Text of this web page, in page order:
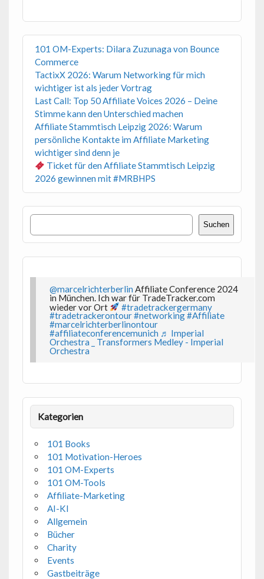
101 OM-Experts: Dilara Zuzunaga von Bounce
Commerce
TactixX 2026: Warum Networking für mich
wichtiger ist als jeder Vortrag
Last Call: Top 50 Affiliate Voices 2026 – Deine
Stimme kann den Unterschied machen
Affiliate Stammtisch Leipzig 2026: Warum
persönliche Kontakte im Affiliate Marketing
wichtiger sind denn je
Ticket für den Affiliate Stammtisch Leipzig
2026 gewinnen mit #MRBHPS
Suchen
Suchen
@marcelrichterberlin Affiliate Conference 2024
in München. Ich war für TradeTracker.com
wieder vor Ort
#tradetrackergermany
#tradetrackerontour#networking#Affiliate
#marcelrichterberlinontour
#affiliateconferencemunich ♬ Imperial
Orchestra _ Transformers Medley - Imperial
Orchestra
Kategorien
101 Books
101 Motivation-Heroes
101 OM-Experts
101 OM-Tools
Affiliate-Marketing
AI-KI
Allgemein
Bücher
Charity
Events
Gastbeiträge